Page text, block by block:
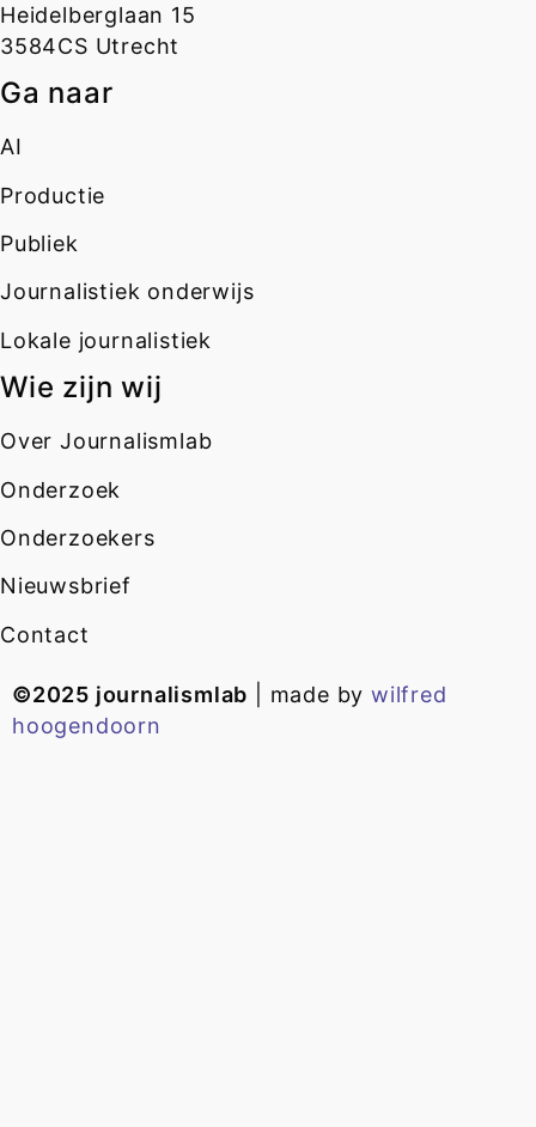
Heidelberglaan 15
3584CS Utrecht
Ga naar
AI
Productie
Publiek
Journalistiek onderwijs
Lokale journalistiek
Wie zijn wij
Over Journalismlab
Onderzoek
Onderzoekers
Nieuwsbrief
Contact
©2025 journalismlab | made bywilfred
hoogendoorn